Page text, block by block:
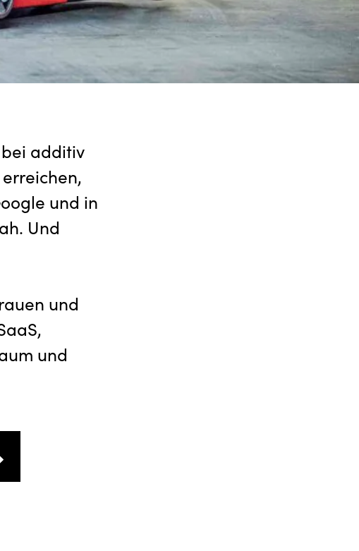
additiv
und in
Und
und
und